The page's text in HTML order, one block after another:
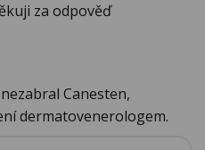
za odpověď
Canesten,
dermatovenerologem.